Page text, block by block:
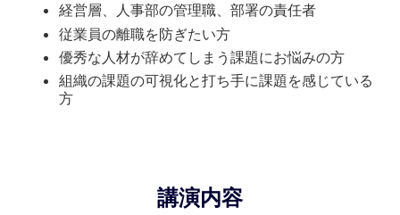
経営層、人事部の管理職、部署の責任者
従業員の離職を防ぎたい方
優秀な人材が辞めてしまう課題にお悩みの方
組織の課題の可視化と打ち手に課題を感じている
方
講演内容